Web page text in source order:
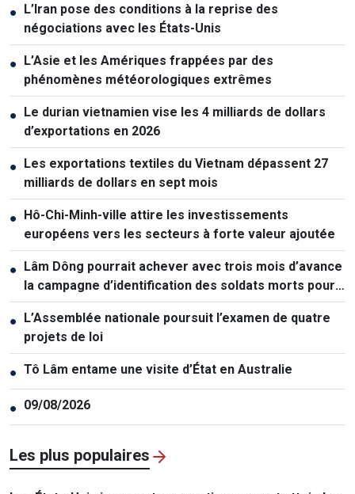
● L’Iran pose des conditions à la reprise des
négociations avec les États-Unis
● L’Asie et les Amériques frappées par des
phénomènes météorologiques extrêmes
● Le durian vietnamien vise les 4 milliards de dollars
d’exportations en 2026
● Les exportations textiles du Vietnam dépassent 27
milliards de dollars en sept mois
● Hô-Chi-Minh-ville attire les investissements
européens vers les secteurs à forte valeur ajoutée
● Lâm Dông pourrait achever avec trois mois d’avance
la campagne d’identification des soldats morts pour
la Patrie
● L’Assemblée nationale poursuit l’examen de quatre
projets de loi
● Tô Lâm entame une visite d’État en Australie
● 09/08/2026
Les plus populaires